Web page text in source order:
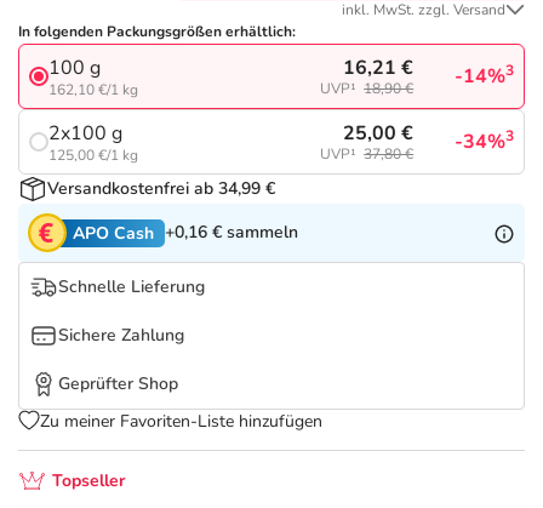
Tierapotheke
Vitamine & Mineralstoffe
Marken
Salus Deals
Topseller
inkl. MwSt. zzgl. Versand
In folgenden Packungsgrößen erhältlich:
100 g
162,10 €/1 kg
16,21 €
UVP¹ 18,90 € -14%3
2x100 g
125,00 €/1 kg
25,00 €
UVP¹ 37,80 € -34%3
Versandkostenfrei ab 34,99 €
APO Cash +0,16 € sammeln
Schnelle Lieferung
Sichere Zahlung
Geprüfter Shop
Zu meiner Favoriten-Liste hinzufügen